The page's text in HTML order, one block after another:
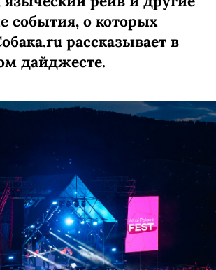
события, о которых
рассказывает в
дайджесте.